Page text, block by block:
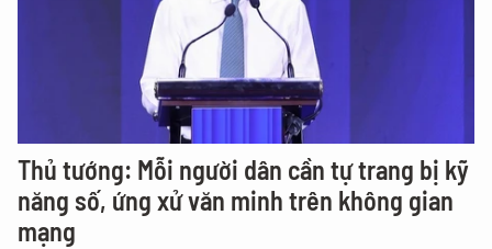
Thủ tướng: Mỗi người dân cần tự trang bị kỹ
năng số, ứng xử văn minh trên không gian
mạng